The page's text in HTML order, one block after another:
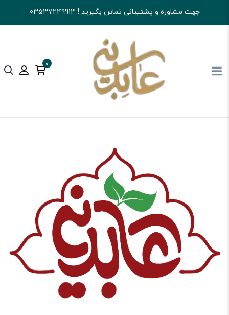
جهت مشاوره و پشتیبانی تماس بگیرید ! 03537249913
0
آجیل و خشکبار عابدینی شکلات تافی